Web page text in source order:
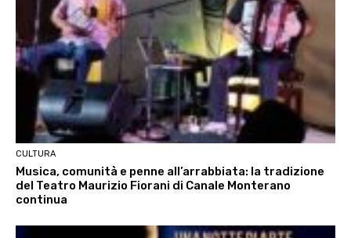
CULTURA
Musica, comunità e penne all’arrabbiata: la tradizione
del Teatro Maurizio Fiorani di Canale Monterano
continua